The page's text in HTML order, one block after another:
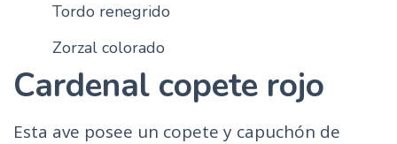
Tordo renegrido
Zorzal colorado
Cardenal copete rojo
Esta ave posee un copete y capuchón de